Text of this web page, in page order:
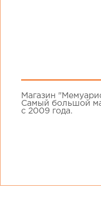
Магазин
Самый большой
с 2009 года.